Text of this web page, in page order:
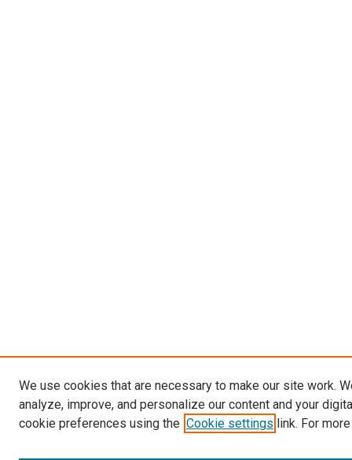
We use cookies that are necessary to make our site work.
analyze, improve, and personalize our content and your
cookie preferences using the Cookie settings link. For